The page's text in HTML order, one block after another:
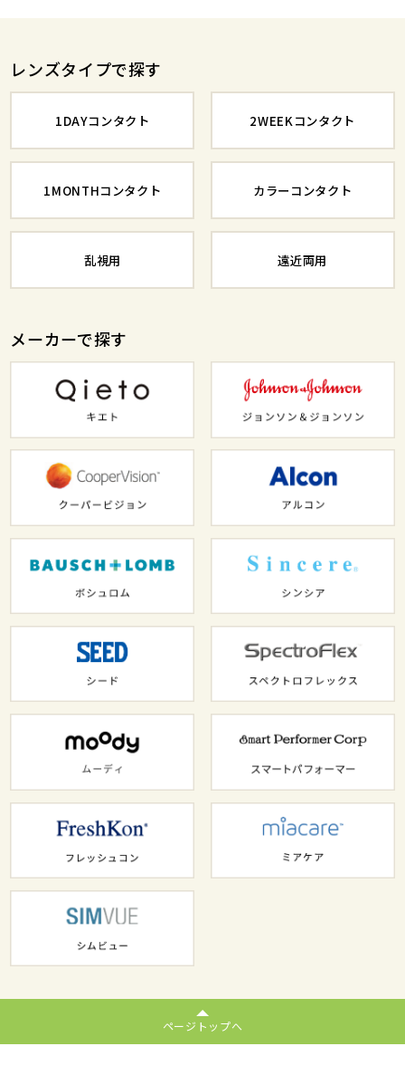
レンズタイプで探す
1DAYコンタクト 2WEEKコンタクト
1MONTHコンタクト カラーコンタクト
乱視用 遠近両用
メーカーで探す
ページトップへ